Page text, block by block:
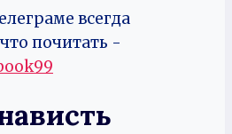
всегда
почитать -